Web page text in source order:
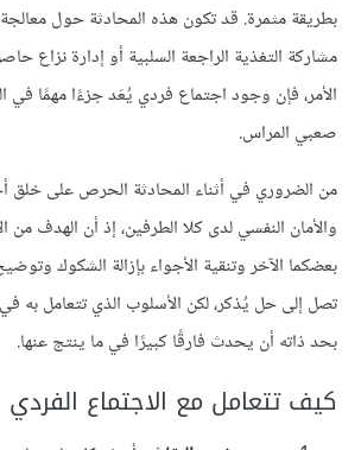
بطريقة مثمرة. قد تكون هذه المحادثة حول
مشاركة التغذية الراجعة السلبية أو إدارة نزاع
الأمر، فإن وجود اجتماع فردي يُعَد جزءًا مهمًا في
صعبي المراس.
من الضروري في أثناء المحادثة الحرص على خلق
والأمان النفسي لدى كلا الطرفين، إذ أن الهدف
بعضكما الآخر وتنقية الأجواء بإزالة الشكوك
تصل إلى حل يُذكر، لكن الأسلوب الذي تتعامل به
بحد ذاته أن يحدث فارقًا كبيرًا في ما ينتج عنها.
كيف تتعامل مع الاجتماع